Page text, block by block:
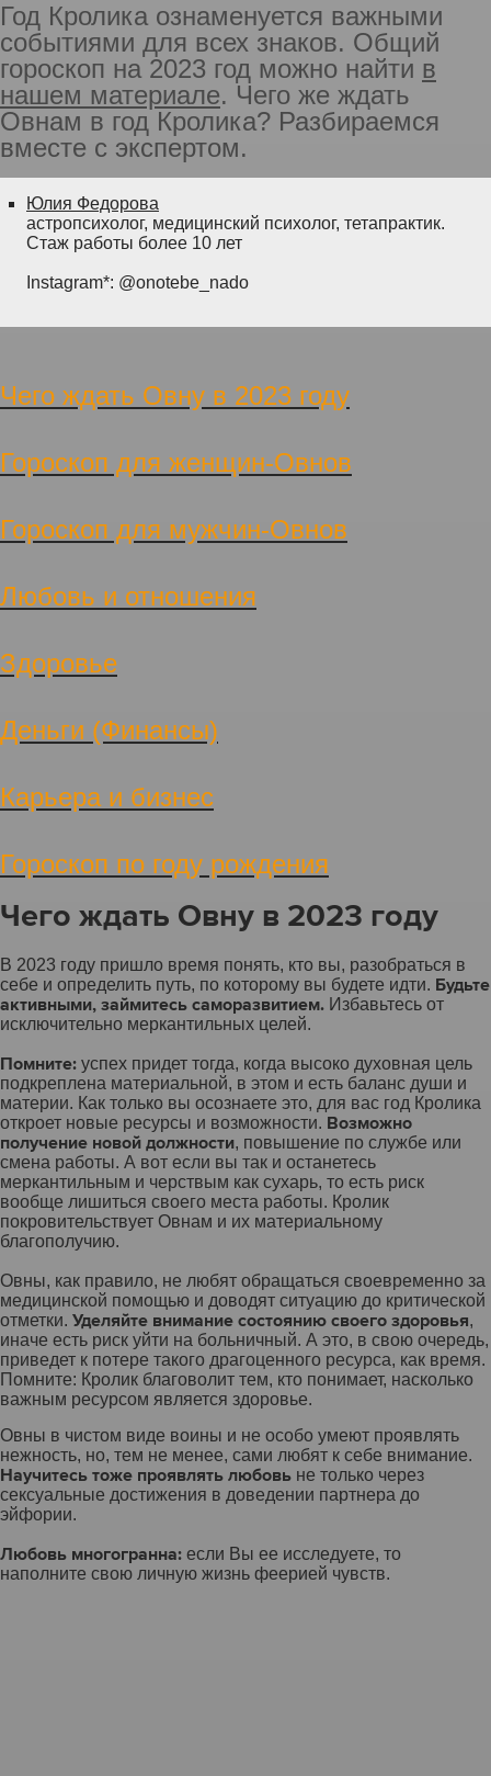
Год Кролика ознаменуется важными
событиями для всех знаков. Общий
гороскоп на 2023 год можно найти в
нашем материале. Чего же ждать
Овнам в год Кролика? Разбираемся
вместе с экспертом.
Юлия Федорова
астропсихолог, медицинский психолог, тетапрактик.
Стаж работы более 10 лет
Instagram*: @onotebe_nado
Чего ждать Овну в 2023 году
Гороскоп для женщин-Овнов
Гороскоп для мужчин-Овнов
Любовь и отношения
Здоровье
Деньги (Финансы)
Карьера и бизнес
Гороскоп по году рождения
Чего ждать Овну в 2023 году
В 2023 году пришло время понять, кто вы, разобраться в
себе и определить путь, по которому вы будете идти. Будьте
активными, займитесь саморазвитием. Избавьтесь от
исключительно меркантильных целей.
Помните: успех придет тогда, когда высоко духовная цель
подкреплена материальной, в этом и есть баланс души и
материи. Как только вы осознаете это, для вас год Кролика
откроет новые ресурсы и возможности. Возможно
получение новой должности, повышение по службе или
смена работы. А вот если вы так и останетесь
меркантильным и черствым как сухарь, то есть риск
вообще лишиться своего места работы. Кролик
покровительствует Овнам и их материальному
благополучию.
Овны, как правило, не любят обращаться своевременно за
медицинской помощью и доводят ситуацию до критической
отметки. Уделяйте внимание состоянию своего здоровья,
иначе есть риск уйти на больничный. А это, в свою очередь,
приведет к потере такого драгоценного ресурса, как время.
Помните: Кролик благоволит тем, кто понимает, насколько
важным ресурсом является здоровье.
Овны в чистом виде воины и не особо умеют проявлять
нежность, но, тем не менее, сами любят к себе внимание.
Научитесь тоже проявлять любовь не только через
сексуальные достижения в доведении партнера до
эйфории.
Любовь многогранна: если Вы ее исследуете, то
наполните свою личную жизнь феерией чувств.